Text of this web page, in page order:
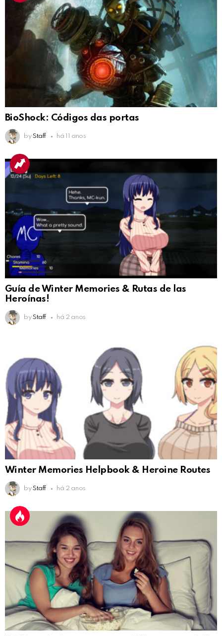
BioShock: Códigos das portas
by Staff há 11 anos
Guía de Winter Memories & Rutas de las
Heroínas!
by Staff há 2 anos
Winter Memories Helpbook & Heroine Routes
by Staff há 2 anos